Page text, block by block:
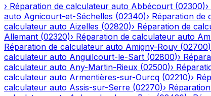
› Réparation de calculateur auto Abbécourt (02300)›
auto Agnicourt-et-Séchelles (02340)› Réparation de
calculateur auto Aizelles (02820)› Réparation de
Allemant (02320)› Réparation de calculateur auto
Réparation de calculateur auto Amigny-Rouy (02700)
calculateur auto Anguilcourt-le-Sart (02800)›
calculateur auto Any-Martin-Rieux (02500)›
calculateur auto Armentières-sur-Ourcq (02210)›
calculateur auto Assis-sur-Serre (02270)›